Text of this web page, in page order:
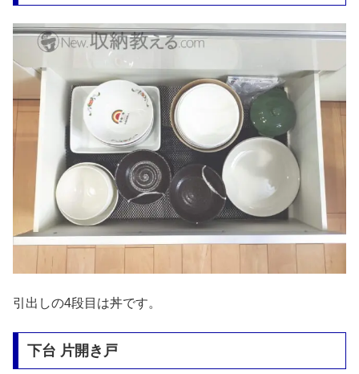
引出しの4段目は丼です。
下台 片開き戸